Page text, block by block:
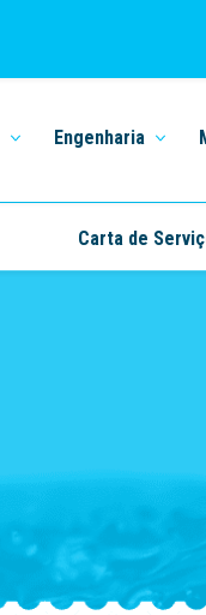
Engenharia
Carta de